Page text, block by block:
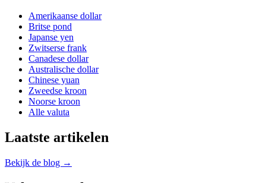
Amerikaanse dollar
Britse pond
Japanse yen
Zwitserse frank
Canadese dollar
Australische dollar
Chinese yuan
Zweedse kroon
Noorse kroon
Alle valuta
Laatste artikelen
Bekijk de blog →